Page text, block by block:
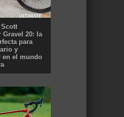
Gravel 20: la
para
y
en el mundo